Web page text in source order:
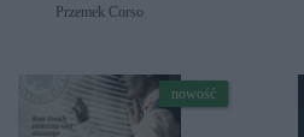
Przemek Corso
nowość